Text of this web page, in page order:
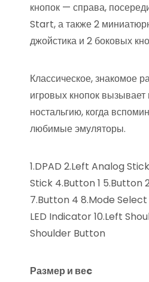
кнопок — справа,
Start, а также 2
джойстика и 2 боковых
Классическое, знакомое
игровых кнопок
ностальгию, когда
любимые эмуляторы.
1.DPAD 2.Left Analog
Stick 4.Button 1 5.Button
7.Button 4 8.Mode
LED Indicator 10.Left
Shoulder Button
Размер и веc